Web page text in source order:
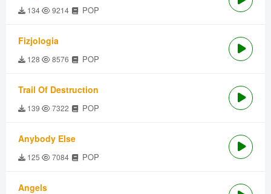
134 9214 POP
Fizjologia
128 8576 POP
Trail Of Destruction
139 7322 POP
Anybody Else
125 7084 POP
Angels